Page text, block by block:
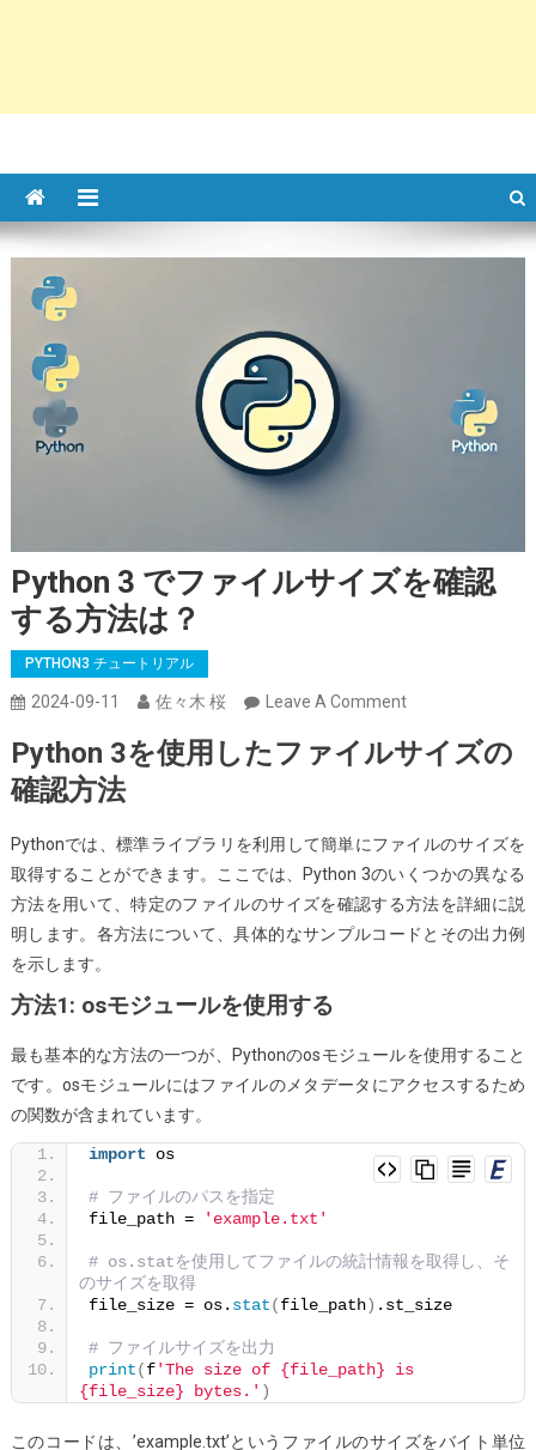
Python 3 でファイルサイズを確認
する方法は？
PYTHON3 チュートリアル
2024-09-11 佐々木 桜 Leave A CommentOn
3
ァ
イ
ル
サ
確
認
る
方
Python 3を使用したファイルサイズの
確認方法
Pythonでは、標準ライブラリを利用して簡単にファイルのサイズを
取得することができます。ここでは、Python 3のいくつかの異なる
方法を用いて、特定のファイルのサイズを確認する方法を詳細に説
明します。各方法について、具体的なサンプルコードとその出力例
を示します。
方法1: osモジュールを使用する
最も基本的な方法の一つが、Pythonのosモジュールを使用すること
です。osモジュールにはファイルのメタデータにアクセスするため
の関数が含まれています。
import os
# ファイルのパスを指定
file_path =
'example.txt'
# os.statを使用してファイルの統計情報を取得し、そ
のサイズを取得
file_size = os. stat(file_path) .st_size
# ファイルサイズを出力
print(f'The size of {file_path} is
{file_size} bytes.' )
このコードは、’example.txt’というファイルのサイズをバイト単位